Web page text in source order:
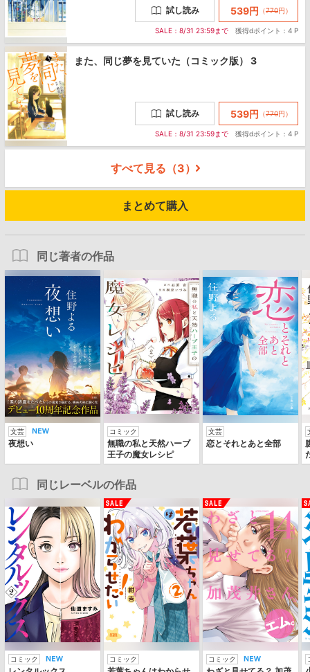
試し読み 539円 （770円）
SALE：8/31 23:59まで 獲得dポイント：4 P
また、同じ夢を見ていた（コミック版） 3
試し読み 539円 （770円）
SALE：8/31 23:59まで 獲得dポイント：4 P
すべて見る（3）
まとめて購入
同じ著者の作品
文芸
夜想い
コミック
無職の私と天然ハーブ
王子の魔女レシピ
文芸
恋とそれとあと全部
同じレーベルの作品
コミック コミック コミック